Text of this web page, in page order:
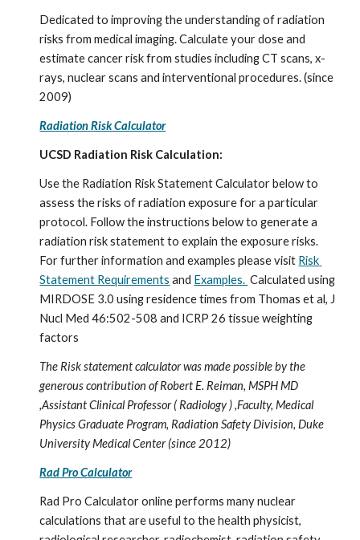
Dedicated to improving the understanding of radiation
risks from medical imaging. Calculate your dose and
estimate cancer risk from studies including CT scans, x-
rays, nuclear scans and interventional procedures. (since
2009)
Radiation Risk Calculator
UCSD Radiation Risk Calculation:
Use the Radiation Risk Statement Calculator below to
assess the risks of radiation exposure for a particular
protocol. Follow the instructions below to generate a
radiation risk statement to explain the exposure risks.
For further information and examples please visit Risk
Statement Requirements and Examples. Calculated using
MIRDOSE 3.0 using residence times from Thomas et al, J
Nucl Med 46:502-508 and ICRP 26 tissue weighting
factors
The Risk statement calculator was made possible by the
generous contribution of Robert E. Reiman, MSPH MD
,Assistant Clinical Professor ( Radiology ) ,Faculty, Medical
Physics Graduate Program, Radiation Safety Division, Duke
University Medical Center (since 2012)
Rad Pro Calculator
Rad Pro Calculator online performs many nuclear
calculations that are useful to the health physicist,